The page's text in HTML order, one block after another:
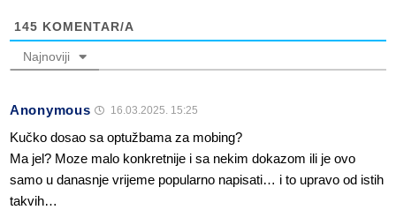
145 KOMENTAR/A
Najnoviji
Anonymous 16.03.2025. 15:25
Kučko dosao sa optužbama za mobing?
Ma jel? Moze malo konkretnije i sa nekim dokazom ili je ovo
samo u danasnje vrijeme popularno napisati… i to upravo od istih
takvih…